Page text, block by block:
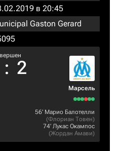
в 20:45
Gaston Gerard
: 2
Марсель
56‎’‎ Марио Балотелли
(Флориан Товен)
74‎’‎ Лукас Окампос
(Жордан Амави)